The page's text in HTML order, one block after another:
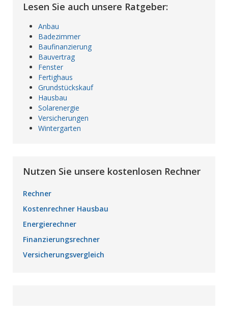
Lesen Sie auch unsere Ratgeber:
Anbau
Badezimmer
Baufinanzierung
Bauvertrag
Fenster
Fertighaus
Grundstückskauf
Hausbau
Solarenergie
Versicherungen
Wintergarten
Nutzen Sie unsere kostenlosen Rechner
Rechner
Kostenrechner Hausbau
Energierechner
Finanzierungsrechner
Versicherungsvergleich